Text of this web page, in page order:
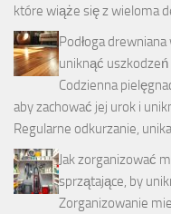
które wiąże się z wieloma
Podłoga
uniknąć
Codzienna
aby zachować jej urok i
Regularne odkurzanie,
Jak zorganizować
sprzątające, by
Zorganizowanie